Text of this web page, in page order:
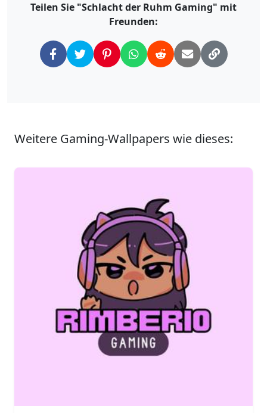
Teilen Sie "Schlacht der Ruhm Gaming" mit
Freunden:
Weitere Gaming-Wallpapers wie dieses: